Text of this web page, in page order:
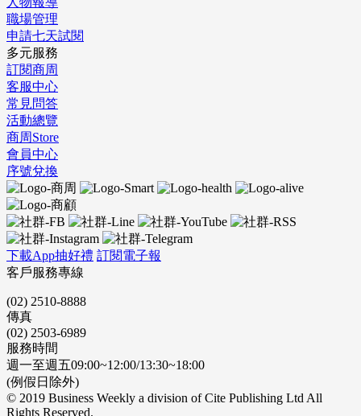
職場管理
申請七天試閱
多元服務
訂閱商周
客服中心
常見問答
活動總覽
商周Store
會員中心
序號兌換
下載App抽好禮 訂閱電子報
客戶服務專線
(02) 2510-8888
傳真
(02) 2503-6989
服務時間
週一至週五09:00~12:00/13:30~18:00
(例假日除外)
© 2019 Business Weekly a division of Cite Publishing Ltd All
Rights Reserved.